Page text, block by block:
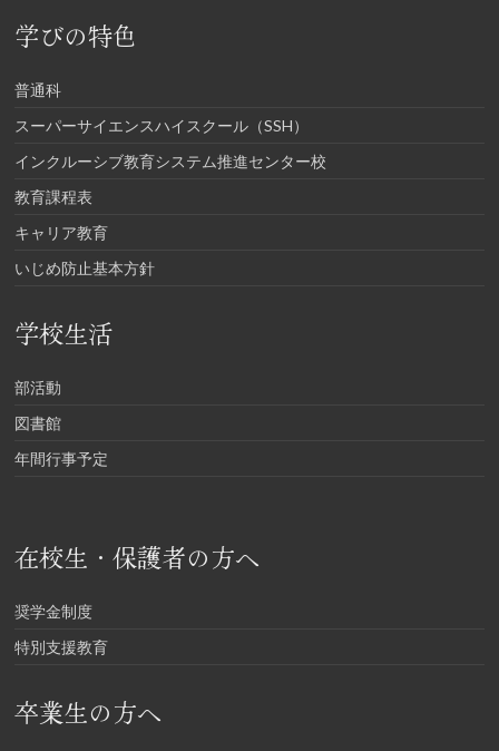
学びの特色
普通科
スーパーサイエンスハイスクール（SSH）
インクルーシブ教育システム推進センター校
教育課程表
キャリア教育
いじめ防止基本方針
学校生活
部活動
図書館
年間行事予定
在校生・保護者の方へ
奨学金制度
特別支援教育
卒業生の方へ